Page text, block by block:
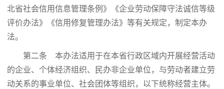
北省社会信用信息管理条例》《企业劳动保障守法诚信等级
评价办法》《信用修复管理办法》等有关规定，制定本办
法。
第二条 本办法适用于在本省行政区域内开展经营活动
的企业、个体经济组织、民办非企业单位，与劳动者建立劳
动关系的事业单位、社会团体等组织，以下统称经营主体。